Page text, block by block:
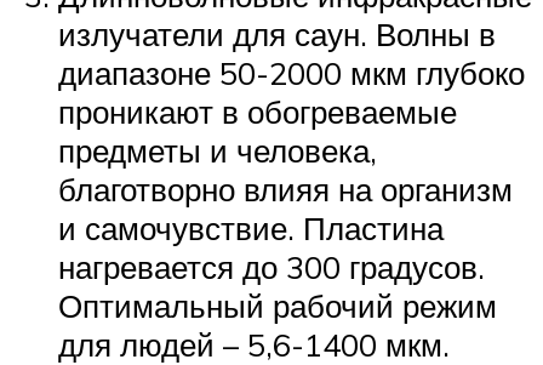
излучатели для саун. Волны в
диапазоне 50-2000 мкм глубоко
проникают в обогреваемые
предметы и человека,
благотворно влияя на организм
и самочувствие. Пластина
нагревается до 300 градусов.
Оптимальный рабочий режим
для людей – 5,6-1400 мкм.